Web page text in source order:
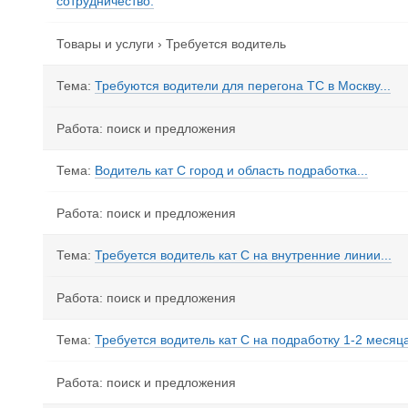
Товары и услуги › Требуется водитель
Тема: Требуются водители для перегона ТС в Москву...
Работа: поиск и предложения
Тема: Водитель кат С город и область подработка...
Работа: поиск и предложения
Тема: Требуется водитель кат С на внутренние линии...
Работа: поиск и предложения
Тема: Требуется водитель кат С на подработку 1-2
Работа: поиск и предложения